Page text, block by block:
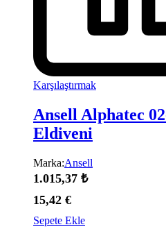
Karşılaştırmak
Ansell Alphatec
Eldiveni
Marka:Ansell
1.015,37 ₺
15,42 €
Sepete Ekle